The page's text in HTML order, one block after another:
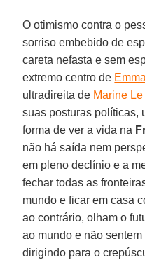
O otimismo contra o
sorriso embebido de
careta nefasta e sem
extremo centro de
ultradireita de Marine
suas posturas políticas,
forma de ver a vida na
não há saída nem
em pleno declínio e a
fechar todas as
mundo e ficar em casa
ao contrário, olham o
ao mundo e não
dirigindo para o